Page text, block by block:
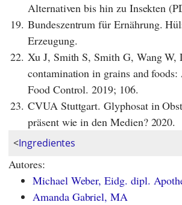
Alternativen bis hin zu Insekten
19. Bundeszentrum für Ernährung.
Erzeugung.
22. Xu J, Smith S, Smith G, Wang W,
contamination in grains and foods:
Food Control. 2019; 106.
23. CVUA Stuttgart. Glyphosat in
präsent wie in den Medien? 2020.
<Ingredientes
Autores:
Michael Weber, Eidg. dipl.
Amanda Gabriel, MA